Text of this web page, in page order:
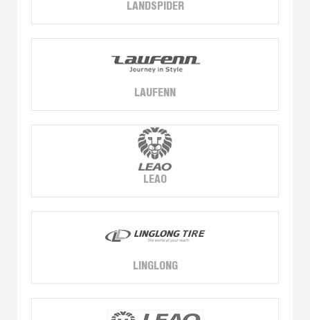
LANDSPIDER
LAUFENN
LEAO
LINGLONG